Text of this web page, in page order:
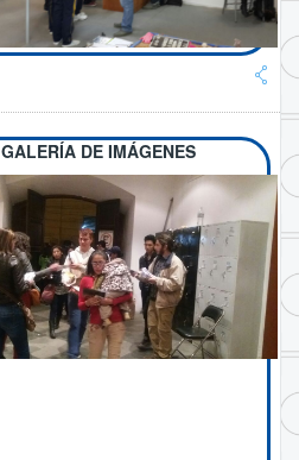
GALERÍA DE IMÁGENES